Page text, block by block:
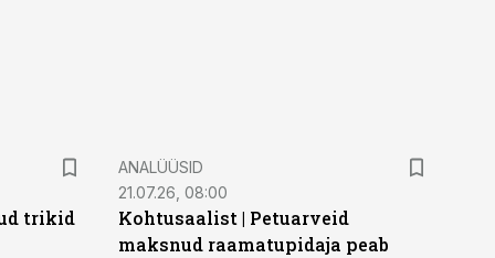
trikid
ANALÜÜSID
21.07.26, 08:00
Kohtusaalist | Petuarveid
maksnud raamatupidaja peab